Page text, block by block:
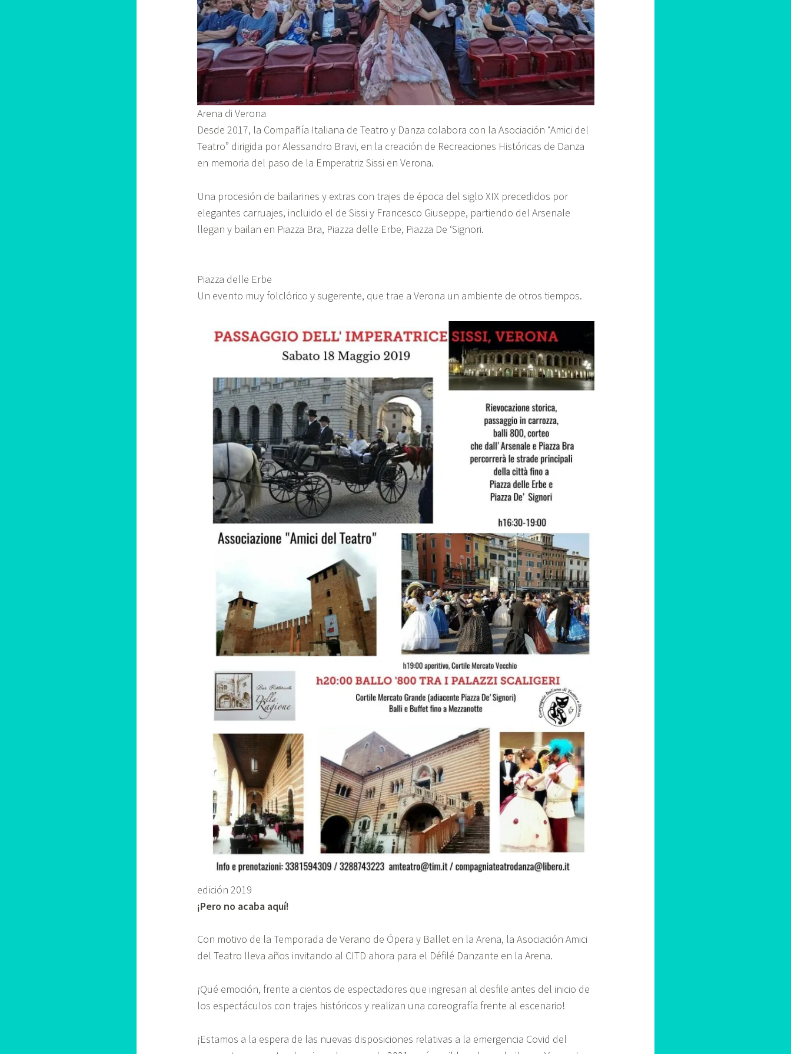
Arena di Verona
Desde 2017, la Compañía Italiana de Teatro y Danza colabora con la Asociación “Amici del
Teatro” dirigida por Alessandro Bravi, en la creación de Recreaciones Históricas de Danza
en memoria del paso de la Emperatriz Sissi en Verona.
Una procesión de bailarines y extras con trajes de época del siglo XIX precedidos por
elegantes carruajes, incluido el de Sissi y Francesco Giuseppe, partiendo del Arsenale
llegan y bailan en Piazza Bra, Piazza delle Erbe, Piazza De ‘Signori.
Piazza delle Erbe
Un evento muy folclórico y sugerente, que trae a Verona un ambiente de otros tiempos.
edición 2019
¡Pero no acaba aquí!
Con motivo de la Temporada de Verano de Ópera y Ballet en la Arena, la Asociación Amici
del Teatro lleva años invitando al CITD ahora para el Défilé Danzante en la Arena.
¡Qué emoción, frente a cientos de espectadores que ingresan al desfile antes del inicio de
los espectáculos con trajes históricos y realizan una coreografía frente al escenario!
¡Estamos a la espera de las nuevas disposiciones relativas a la emergencia Covid del